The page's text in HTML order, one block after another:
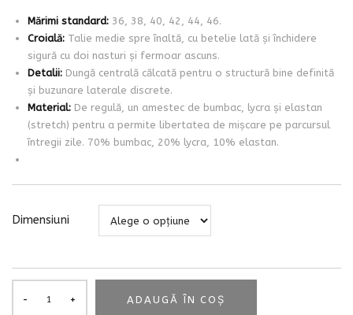
Mărimi standard:36, 38, 40, 42, 44, 46.
Croială:Talie medie spre înaltă, cu betelie lată și închidere
sigură cu doi nasturi și fermoar ascuns.
Detalii:Dungă centrală călcată pentru o structură bine definită
și buzunare laterale discrete.
Material:De regulă, un amestec de bumbac, lycra și elastan
(stretch) pentru a permite libertatea de mișcare pe parcursul
întregii zile. 70% bumbac, 20% lycra, 10% elastan.
Dimensiuni
ADAUGĂ ÎN COȘ